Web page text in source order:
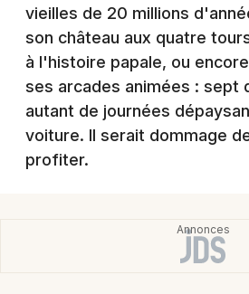
Expos
Sorties & loisirs
Site touristique en Nouvelle-
Newsletter des sorties
Toutes les villes
vieilles de 20 millions
son château aux quatre
à l'histoire papale, ou
ses arcades animées : sept
autant de journées
voiture. Il serait dommage
profiter.